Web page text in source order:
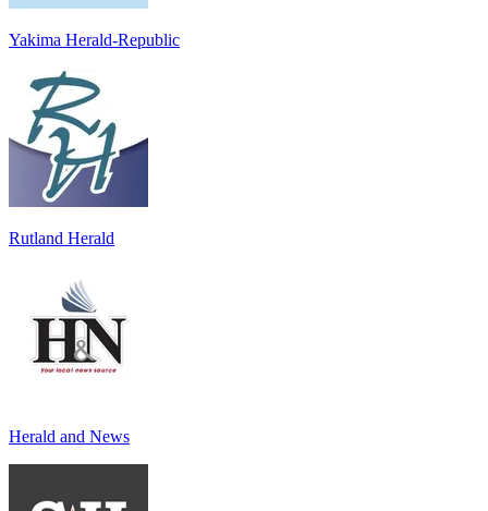
Yakima Herald-Republic
Rutland Herald
Herald and News